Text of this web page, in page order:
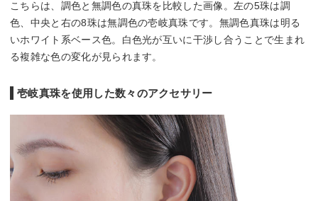
こちらは、調色と無調色の真珠を比較した画像。左の5珠は調
色、中央と右の8珠は無調色の壱岐真珠です。無調色真珠は明る
いホワイト系ベース色。白色光が互いに干渉し合うことで生まれ
る複雑な色の変化が見られます。
壱岐真珠を使用した数々のアクセサリー